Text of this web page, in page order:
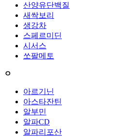
산양유단백질
새싹보리
생강차
스페르미딘
시서스
쏘팔메토
ㅇ
아르기닌
아스타잔틴
알부민
알파CD
알파리포산